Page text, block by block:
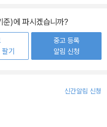
준)에 파시겠습니까?
기
중고 등록
알림 신청
신간알림 신청